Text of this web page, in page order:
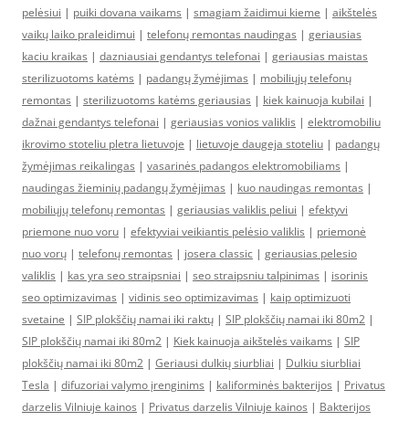
pelėsiui | puiki dovana vaikams | smagiam žaidimui kieme | aikštelės
vaikų laiko praleidimui | telefonų remontas naudingas | geriausias
kaciu kraikas | dazniausiai gendantys telefonai | geriausias maistas
sterilizuotoms katėms | padangų žymėjimas | mobiliųjų telefonų
remontas | sterilizuotoms katėms geriausias | kiek kainuoja kubilai |
dažnai gendantys telefonai | geriausias vonios valiklis | elektromobiliu
ikrovimo stoteliu pletra lietuvoje | lietuvoje daugeja stoteliu | padangų
žymėjimas reikalingas | vasarinės padangos elektromobiliams |
naudingas žieminių padangų žymėjimas | kuo naudingas remontas |
mobiliųjų telefonų remontas | geriausias valiklis peliui | efektyvi
priemone nuo voru | efektyviai veikiantis pelėsio valiklis | priemonė
nuo vorų | telefonų remontas | josera classic | geriausias pelesio
valiklis | kas yra seo straipsniai | seo straipsniu talpinimas | isorinis
seo optimizavimas | vidinis seo optimizavimas | kaip optimizuoti
svetaine | SIP plokščių namai iki raktų | SIP plokščių namai iki 80m2 |
SIP plokščių namai iki 80m2 | Kiek kainuoja aikštelės vaikams | SIP
plokščių namai iki 80m2 | Geriausi dulkių siurbliai | Dulkiu siurbliai
Tesla | difuzoriai valymo įrenginims | kaliforminės bakterijos | Privatus
darzelis Vilniuje kainos | Privatus darzelis Vilniuje kainos | Bakterijos